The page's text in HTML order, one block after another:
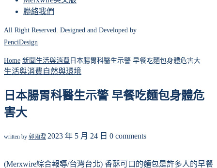
聯絡我們
All Right Reserved. Designed and Developed by
PenciDesign
Home 新聞 生活與消費 日本腸胃科醫生示警 早餐吃麵包身體危害大
生活與消費自然與環境
日本腸胃科醫生示警 早餐吃麵包身體危
害大
written by 郭雨澄 2023 年 5 月 24 日 0 comments
(Merxwire綜合報導/台灣台北) 香酥可口的麵包是許多人的早餐